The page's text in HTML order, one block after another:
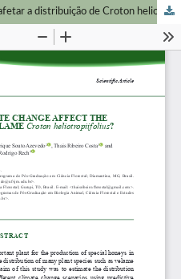
Como a mudança do clima pode afetar a distribuição de Croton heliotropiifolius?